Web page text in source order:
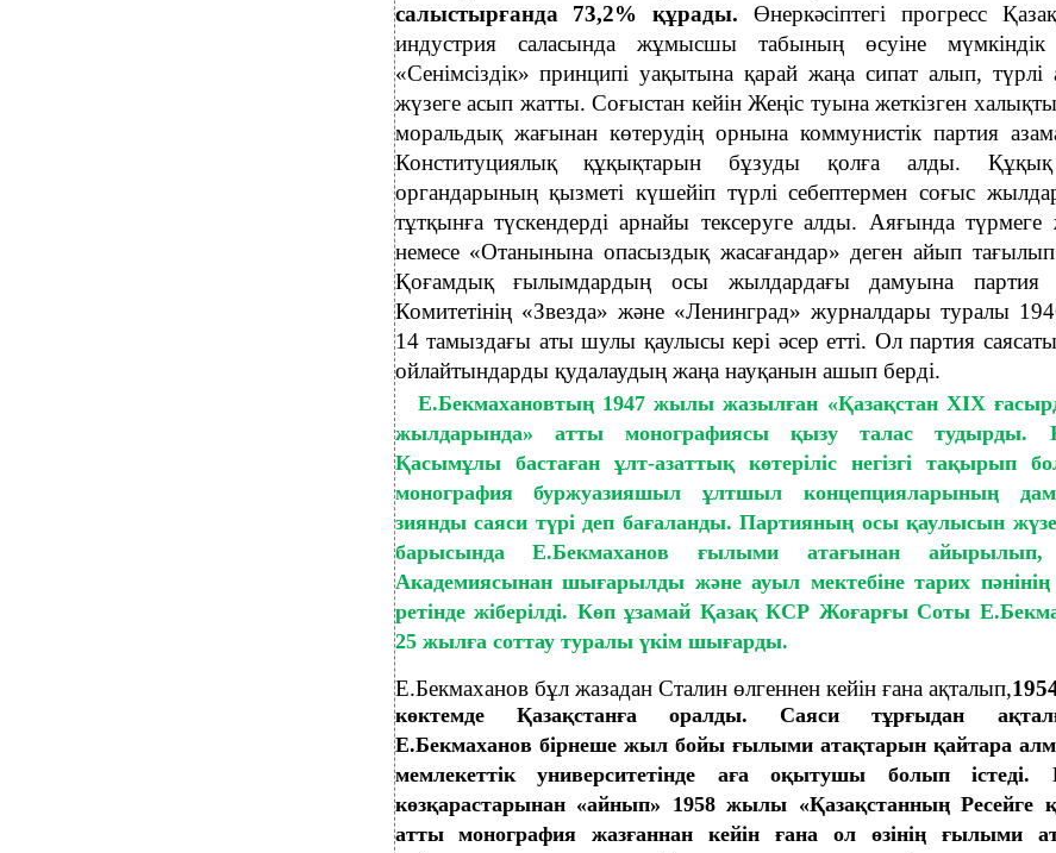
салыстырғанда 73,2% құрады. Өнеркәсіптегі прогресс
индустрия саласында жұмысшы табының өсуіне
«Сенімсіздік» принципі уақытына қарай жаңа сипат алып, түрлі
жүзеге асып жатты. Соғыстан кейін Жеңіс туына жеткізген
моральдық жағынан көтерудің орнына коммунистік партия
Конституциялық құқықтарын бұзуды қолға алды.
органдарының қызметі күшейіп түрлі себептермен соғыс
тұтқынға түскендерді арнайы тексеруге алды. Аяғында
немесе «Отанынына опасыздық жасағандар» деген айып
Қоғамдық ғылымдардың осы жылдардағы дамуына партия
Комитетінің «Звезда» және «Ленинград» журналдары туралы
14 тамыздағы аты шулы қаулысы кері әсер етті. Ол партия
ойлайтындарды қудалаудың жаңа науқанын ашып берді.
Е.Бекмахановтың 1947 жылы жазылған «Қазақстан XIX
жылдарында» атты монографиясы қызу талас тудырды.
Қасымұлы бастаған ұлт-азаттық көтеріліс негізгі тақырып
монография буржуазияшыл ұлтшыл концепцияларының
зиянды саяси түрі деп бағаланды. Партияның осы қаулысын
барысында Е.Бекмаханов ғылыми атағынан
Академиясынан шығарылды және ауыл мектебіне тарих пәнінің
ретінде жіберілді. Көп ұзамай Қазақ КСР Жоғарғы Соты
25 жылға соттау туралы үкім шығарды.
Е.Бекмаханов бұл жазадан Сталин өлгеннен кейін ғана ақталып,
көктемде Қазақстанға оралды. Саяси тұрғыдан
Е.Бекмаханов бірнеше жыл бойы ғылыми атақтарын қайтара
мемлекеттік университетінде аға оқытушы болып істеді.
көзқарастарынан «айнып» 1958 жылы «Қазақстанның Ресейге
атты монография жазғаннан кейін ғана ол өзінің ғылыми